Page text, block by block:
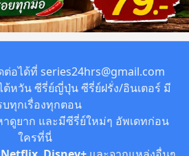
อได้ที่ series24hrs@gmail.com
ต้หวัน ซีรี่ย์ญี่ปุ่น ซีรี่ย์ฝรั่ง/อินเตอร์ มี
บทุกเรื่องทุกตอน
ดูยาก และมีซีรี่ย์ใหม่ๆ อัพเดทก่อน
ใครที่นี่